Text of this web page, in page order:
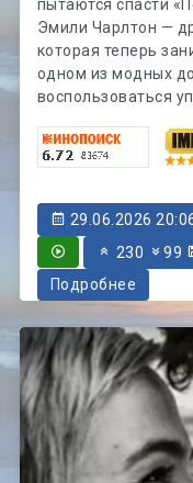
пытаются спасти
Эмили Чарлтон —
которая теперь
одном из модных
воспользоваться
29.06.2026
230
99
Подробнее